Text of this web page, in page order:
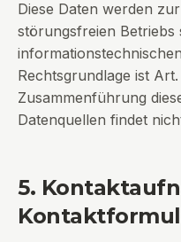
Diese Daten werden
störungsfreien
Rechtsgrundlage ist
Zusammenführung
Datenquellen findet
5.